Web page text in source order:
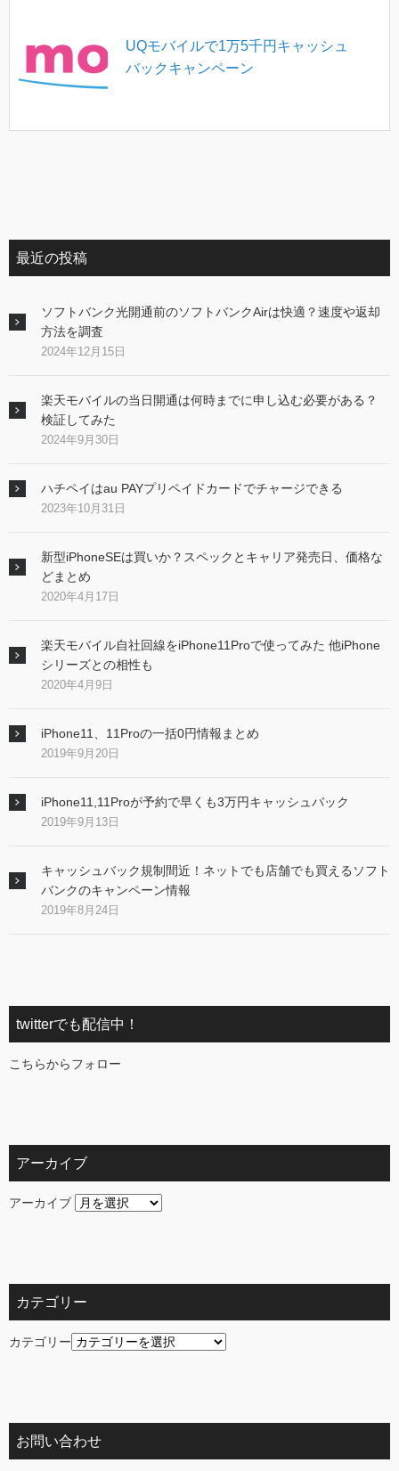
UQモバイルで1万5千円キャッシュ
バックキャンペーン
最近の投稿
ソフトバンク光開通前のソフトバンクAirは快適？速度や返却
方法を調査
2024年12月15日
楽天モバイルの当日開通は何時までに申し込む必要がある？
検証してみた
2024年9月30日
ハチペイはau PAYプリペイドカードでチャージできる
2023年10月31日
新型iPhoneSEは買いか？スペックとキャリア発売日、価格な
どまとめ
2020年4月17日
楽天モバイル自社回線をiPhone11Proで使ってみた 他iPhone
シリーズとの相性も
2020年4月9日
iPhone11、11Proの一括0円情報まとめ
2019年9月20日
iPhone11,11Proが予約で早くも3万円キャッシュバック
2019年9月13日
キャッシュバック規制間近！ネットでも店舗でも買えるソフト
バンクのキャンペーン情報
2019年8月24日
twitterでも配信中！
こちらからフォロー
アーカイブ
アーカイブ
カテゴリー
カテゴリー
お問い合わせ